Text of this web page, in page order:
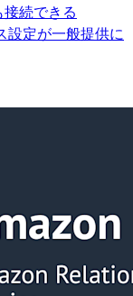
続できる
設定が一般提供に